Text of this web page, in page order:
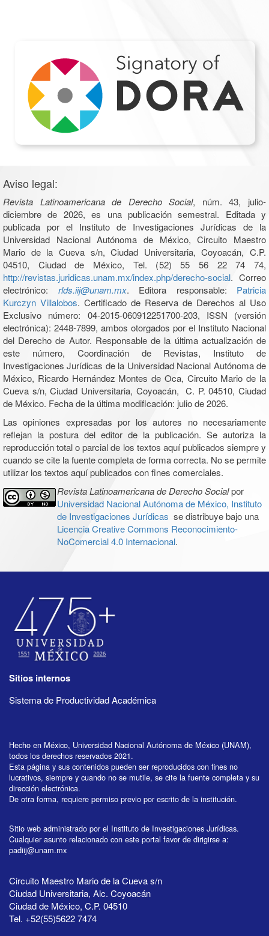
Aviso legal:
Revista Latinoamericana de Derecho Social, núm. 43, julio-
diciembre de 2026, es una publicación semestral. Editada y
publicada por el Instituto de Investigaciones Jurídicas de la
Universidad Nacional Autónoma de México, Circuito Maestro
Mario de la Cueva s/n, Ciudad Universitaria, Coyoacán, C.P.
04510, Ciudad de México, Tel. (52) 55 56 22 74 74,
http://revistas.juridicas.unam.mx/index.php/derecho-social. Correo
electrónico: rlds.iij@unam.mx. Editora responsable: Patricia
Kurczyn Villalobos. Certificado de Reserva de Derechos al Uso
Exclusivo número: 04-2015-060912251700-203, ISSN (versión
electrónica): 2448-7899, ambos otorgados por el Instituto Nacional
del Derecho de Autor. Responsable de la última actualización de
este número, Coordinación de Revistas, Instituto de
Investigaciones Jurídicas de la Universidad Nacional Autónoma de
México, Ricardo Hernández Montes de Oca, Circuito Mario de la
Cueva s/n, Ciudad Universitaria, Coyoacán, C. P. 04510, Ciudad
de México. Fecha de la última modificación: julio de 2026.
Las opiniones expresadas por los autores no necesariamente
reflejan la postura del editor de la publicación. Se autoriza la
reproducción total o parcial de los textos aquí publicados siempre y
cuando se cite la fuente completa de forma correcta. No se permite
utilizar los textos aquí publicados con fines comerciales.
Revista Latinoamericana de Derecho Socialpor
Universidad Nacional Autónoma de México, Instituto
de Investigaciones Jurídicas se distribuye bajo una
Licencia Creative Commons Reconocimiento-
NoComercial 4.0 Internacional.
Sitios internos
Sistema de Productividad Académica
Hecho en México, Universidad Nacional Autónoma de México (UNAM),
todos los derechos reservados 2021.
Esta página y sus contenidos pueden ser reproducidos con fines no
lucrativos, siempre y cuando no se mutile, se cite la fuente completa y su
dirección electrónica.
De otra forma, requiere permiso previo por escrito de la institución.
Sitio web administrado por el Instituto de Investigaciones Jurídicas.
Cualquier asunto relacionado con este portal favor de dirigirse a:
padiij@unam.mx
Circuito Maestro Mario de la Cueva s/n
Ciudad Universitaria, Alc. Coyoacán
Ciudad de México, C.P. 04510
Tel. +52(55)5622 7474